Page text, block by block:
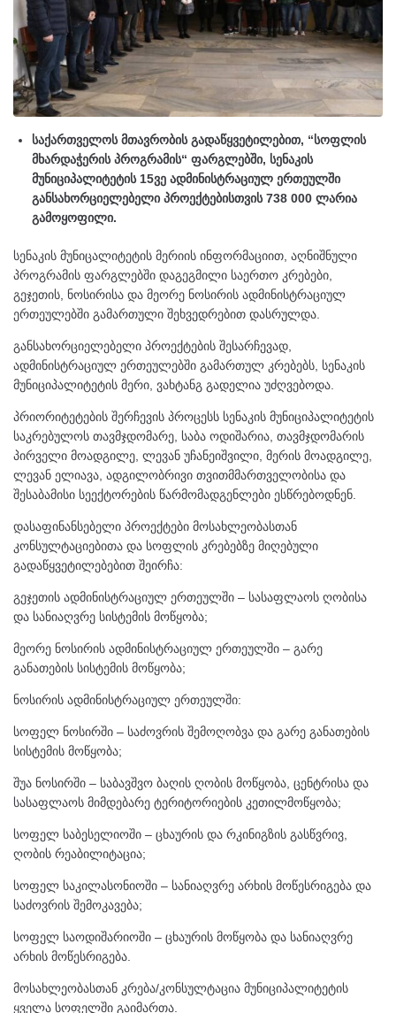
საქართველოს მთავრობის გადაწყვეტილებით, “სოფლის
მხარდაჭერის პროგრამის“ ფარგლებში, სენაკის
მუნიციპალიტეტის 15ვე ადმინისტრაციულ ერთეულში
განსახორციელებელი პროექტებისთვის 738 000 ლარია
გამოყოფილი.
სენაკის მუნიცალიტეტის მერიის ინფორმაციით, აღნიშნული
პროგრამის ფარგლებში დაგეგმილი საერთო კრებები,
გეჯეთის, ნოსირისა და მეორე ნოსირის ადმინისტრაციულ
ერთეულებში გამართული შეხვედრებით დასრულდა.
განსახორციელებელი პროექტების შესარჩევად,
ადმინისტრაციულ ერთეულებში გამართულ კრებებს, სენაკის
მუნიციპალიტეტის მერი, ვახტანგ გადელია უძღვებოდა.
პრიორიტეტების შერჩევის პროცესს სენაკის მუნიციპალიტეტის
საკრებულოს თავმჯდომარე, საბა ოდიშარია, თავმჯდომარის
პირველი მოადგილე, ლევან უჩანეიშვილი, მერის მოადგილე,
ლევან ელიავა, ადგილობრივი თვითმმართველობისა და
შესაბამისი სეექტორების წარმომადგენლები ესწრებოდნენ.
დასაფინანსებელი პროექტები მოსახლეობასთან
კონსულტაციებითა და სოფლის კრებებზე მიღებული
გადაწყვეტილებებით შეირჩა:
გეჯეთის ადმინისტრაციულ ერთეულში – სასაფლაოს ღობისა
და სანიაღვრე სისტემის მოწყობა;
მეორე ნოსირის ადმინისტრაციულ ერთეულში – გარე
განათების სისტემის მოწყობა;
ნოსირის ადმინისტრაციულ ერთეულში:
სოფელ ნოსირში – საძოვრის შემოღობვა და გარე განათების
სისტემის მოწყობა;
შუა ნოსირში – საბავშვო ბაღის ღობის მოწყობა, ცენტრისა და
სასაფლაოს მიმდებარე ტერიტორიების კეთილმოწყობა;
სოფელ საბესელიოში – ცხაურის და რკინიგზის გასწვრივ,
ღობის რეაბილიტაცია;
სოფელ საკილასონიოში – სანიაღვრე არხის მოწესრიგება და
საძოვრის შემოკავება;
სოფელ საოდიშარიოში – ცხაურის მოწყობა და სანიაღვრე
არხის მოწესრიგება.
მოსახლეობასთან კრება/კონსულტაცია მუნიციპალიტეტის
ყველა სოფელში გაიმართა.